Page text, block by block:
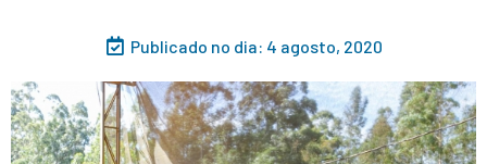
Publicado no dia: 4 agosto, 2020